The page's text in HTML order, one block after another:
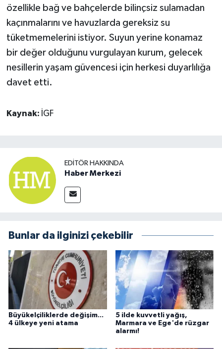
özellikle bağ ve bahçelerde bilinçsiz sulamadan
kaçınmalarını ve havuzlarda gereksiz su
tüketmemelerini istiyor. Suyun yerine konamaz
bir değer olduğunu vurgulayan kurum, gelecek
nesillerin yaşam güvencesi için herkesi duyarlılığa
davet etti.
Kaynak: İGF
EDITÖR HAKKINDA
Haber Merkezi
Bunlar da ilginizi çekebilir
Büyükelçiliklerde değişim...
4 ülkeye yeni atama
5 ilde kuvvetli yağış,
Marmara ve Ege'de rüzgar
alarmı!